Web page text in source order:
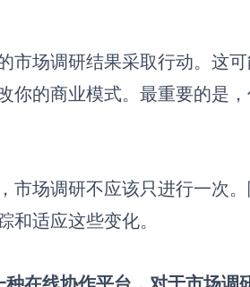
市场调研结果采取行动。这
你的商业模式。最重要的是
市场调研不应该只进行一次
和适应这些变化。